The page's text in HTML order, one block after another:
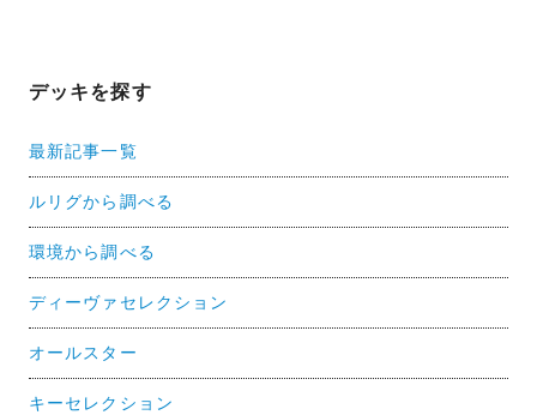
デッキを探す
最新記事一覧
ルリグから調べる
環境から調べる
ディーヴァセレクション
オールスター
キーセレクション